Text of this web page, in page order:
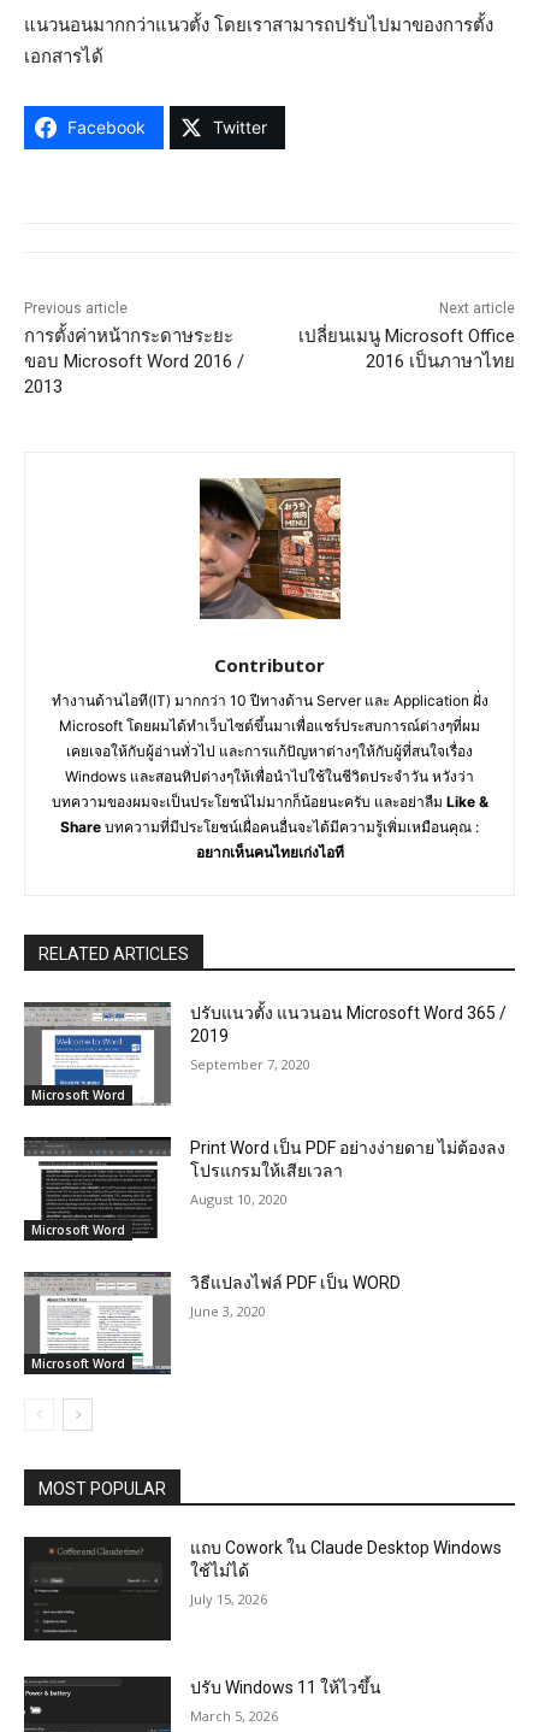
แนวนอนมากกว่าแนวตั้ง โดยเราสามารถปรับไปมาของการตั้ง
เอกสารได้
Facebook Twitter
Previous article
การตั้งค่าหน้ากระดาษระยะ
ขอบ Microsoft Word 2016 /
2013
Next article
เปลี่ยนเมนู Microsoft Office
2016 เป็นภาษาไทย
Contributor
ทำงานด้านไอที(IT) มากกว่า 10 ปีทางด้าน Server และ Application ฝั่ง
Microsoft โดยผมได้ทำเว็บไซต์ขึ้นมาเพื่อแชร์ประสบการณ์ต่างๆที่ผม
เคยเจอให้กับผู้อ่านทั่วไป และการแก้ปัญหาต่างๆให้กับผู้ที่สนใจเรื่อง
Windows และสอนทิปต่างๆให้เพื่อนำไปใช้ในชีวิตประจำวัน หวังว่า
บทความของผมจะเป็นประโยชน์ไม่มากก็น้อยนะครับ และอย่าลืม Like &
Share บทความที่มีประโยชน์เผื่อคนอื่นจะได้มีความรู้เพิ่มเหมือนคุณ :
อยากเห็นคนไทยเก่งไอที
RELATED ARTICLES
Microsoft Word
ปรับแนวตั้ง แนวนอน Microsoft Word 365 /
2019
September 7, 2020
Microsoft Word
Print Word เป็น PDF อย่างง่ายดาย ไม่ต้องลง
โปรแกรมให้เสียเวลา
August 10, 2020
Microsoft Word
วิธีแปลงไฟล์ PDF เป็น WORD
June 3, 2020
MOST POPULAR
แถบ Cowork ใน Claude Desktop Windows
ใช้ไม่ได้
July 15, 2026
ปรับ Windows 11 ให้ไวขึ้น
March 5, 2026